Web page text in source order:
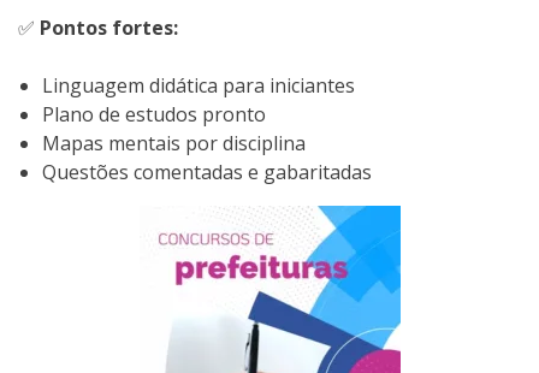
✅ Pontos fortes:
Linguagem didática para iniciantes
Plano de estudos pronto
Mapas mentais por disciplina
Questões comentadas e gabaritadas